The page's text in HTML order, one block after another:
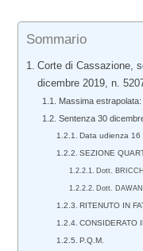
Sommario
Corte di Cassazione,
dicembre 2019, n.
Massima estrapolata:
Sentenza 30
Data udienza 16
SEZIONE
Dott.
Dott.
RITENUTO IN
CONSIDERATO
P.Q.M.